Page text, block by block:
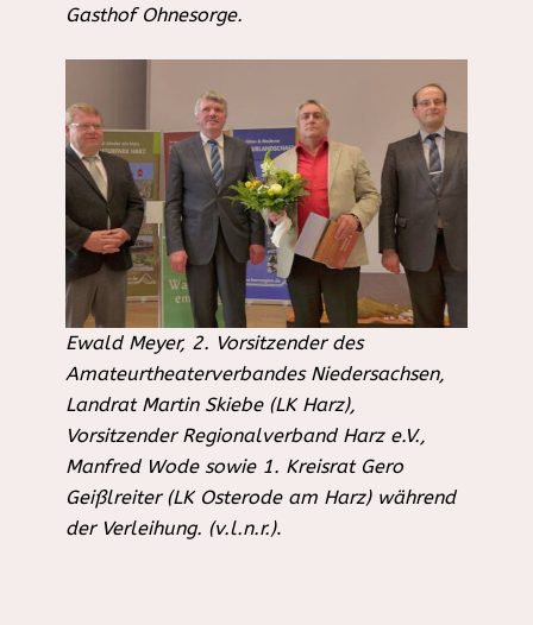
Gasthof Ohnesorge.
Ewald Meyer, 2. Vorsitzender des
Amateurtheaterverbandes Niedersachsen,
Landrat Martin Skiebe (LK Harz),
Vorsitzender Regionalverband Harz e.V.,
Manfred Wode sowie 1. Kreisrat Gero
Geißlreiter (LK Osterode am Harz) während
der Verleihung. (v.l.n.r.).